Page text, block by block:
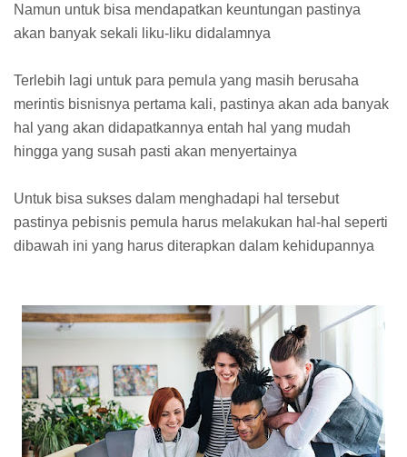
Namun untuk bisa mendapatkan keuntungan pastinya
akan banyak sekali liku-liku didalamnya
Terlebih lagi untuk para pemula yang masih berusaha
merintis bisnisnya pertama kali, pastinya akan ada banyak
hal yang akan didapatkannya entah hal yang mudah
hingga yang susah pasti akan menyertainya
Untuk bisa sukses dalam menghadapi hal tersebut
pastinya pebisnis pemula harus melakukan hal-hal seperti
dibawah ini yang harus diterapkan dalam kehidupannya